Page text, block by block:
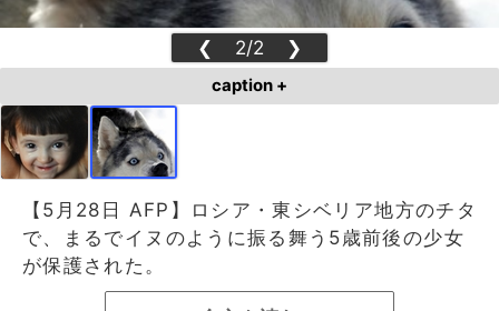
❮ 2/2 ❯
caption +
【5月28日 AFP】ロシア・東シベリア地方のチタ
で、まるでイヌのように振る舞う5歳前後の少女
が保護された。